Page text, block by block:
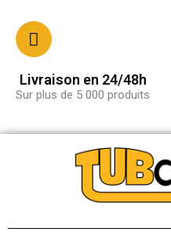
Livraison en 24/48h
Sur plus de 5 000 produits